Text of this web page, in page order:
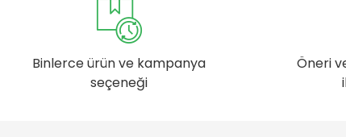
Binlerce ürün ve kampanya
seçeneği
Öneri